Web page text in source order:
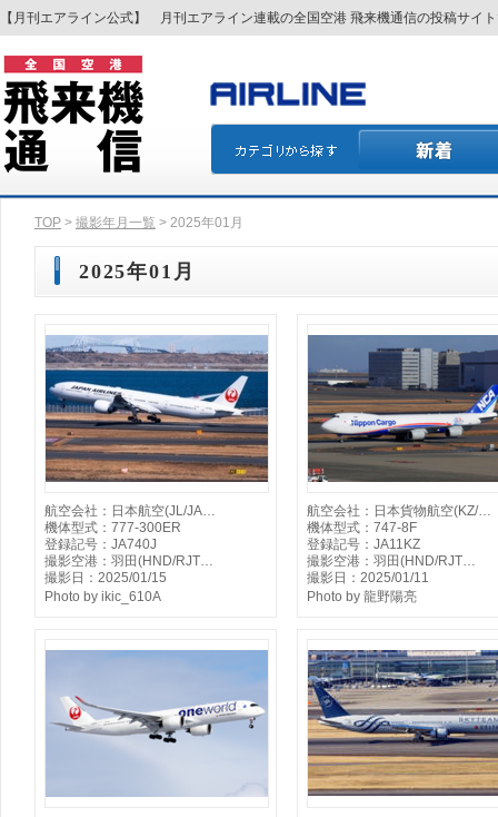
【月刊エアライン公式】 月刊エアライン連載の全国空港 飛来機通信の投稿サイ
TOP > 撮影年月一覧 > 2025年01月
2025年01月
航空会社：日本航空(JL/JA…
機体型式：777-300ER
登録記号：JA740J
撮影空港：羽田(HND/RJT…
撮影日：2025/01/15
Photo by ikic_610A
航空会社：日本貨物航空(KZ/…
機体型式：747-8F
登録記号：JA11KZ
撮影空港：羽田(HND/RJT…
撮影日：2025/01/11
Photo by 龍野陽亮